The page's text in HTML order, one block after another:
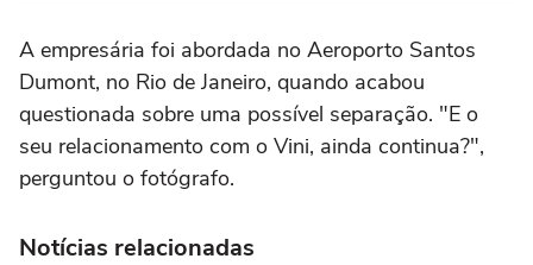
A empresária foi abordada no Aeroporto Santos
Dumont, no Rio de Janeiro, quando acabou
questionada sobre uma possível separação. "E o
seu relacionamento com o Vini, ainda continua?",
perguntou o fotógrafo.
Notícias relacionadas